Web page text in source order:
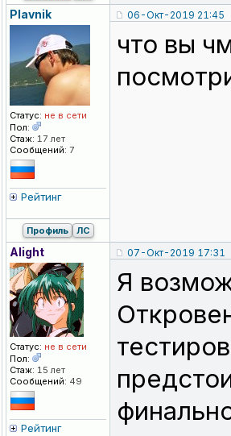
Plavnik
Статус: не в сети
Пол:
Стаж: 17 лет
Сообщений: 7
Рейтинг
06-Окт-2019 21:45
что вы
Профиль ЛС
Alight
Статус: не в сети
Пол:
Стаж: 15 лет
Сообщений: 49
Рейтинг
07-Окт-2019 17:31
Я